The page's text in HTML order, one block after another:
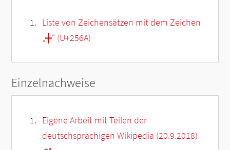
Liste von Zeichensätzen mit dem Zeichen
„╪“ (U+256A)
Einzelnachweise
Eigene Arbeit mit Teilen der
deutschsprachigen Wikipedia (20.9.2018)